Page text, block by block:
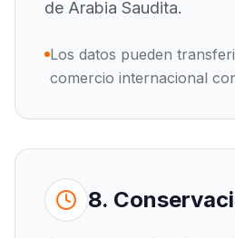
de Arabia Saudita.
Los datos pueden
comercio internacional
8.